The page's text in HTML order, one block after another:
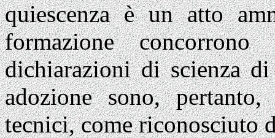
quiescenza è un atto
formazione
dichiarazioni di scienza
adozione sono,
tecnici, come riconosciuto